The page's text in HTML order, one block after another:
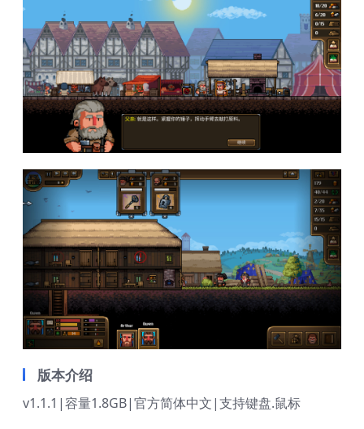
版本介绍
v1.1.1|容量1.8GB|官方简体中文|支持键盘.鼠标